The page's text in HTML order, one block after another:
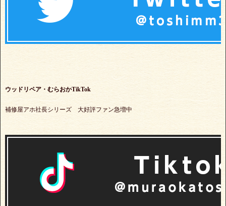
ウッドリペア・むらおかTikTok
補修屋アホ社長シリーズ 大好評ファン急増中